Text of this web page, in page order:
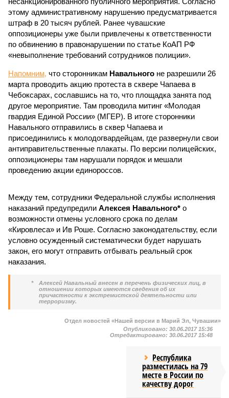
этому административному нарушению предусматривается
штраф в 20 тысяч рублей. Ранее чувашские
оппозиционеры уже были привлечены к ответственности
по обвинению в правонарушении по статье КоАП РФ
«невыполнение требований сотрудников полиции».
Напомним, что сторонникам Навального не разрешили 26
марта проводить акцию протеста в сквере Чапаева в
Чебоксарах, сославшись на то, что площадка занята под
другое мероприятие. Там проводила митинг «Молодая
гвардия Единой России» (МГЕР). В итоге сторонники
Навального отправились в сквер Чапаева и
присоединились к молодогвардейцам, где развернули свои
антиправительственные плакаты. По версии полицейских,
оппозиционеры там нарушали порядок и мешали
проведению акции единороссов.
Между тем, сотрудники Федеральной службы исполнения
наказаний предупредили Алексея Навального* о
возможности отмены условного срока по делам
«Кировлеса» и Ив Роше. Согласно законодательству, если
условно осужденный систематически будет нарушать
закон, его могут отправить отбывать реальный срок
наказания.
*
Алексей Навальный внесен в перечень физических лиц, в
отношении которых имеются сведения об их
причастности к экстремистской деятельности или
терроризму.
Отдел новостей «Нашей версии в Марий Эл, Чувашии»
Опубликовано: 30.06.2017 15:36
Отредактировано: 30.06.2017 15:48
Республика
разместилась на 79
месте в России по
качеству дорог